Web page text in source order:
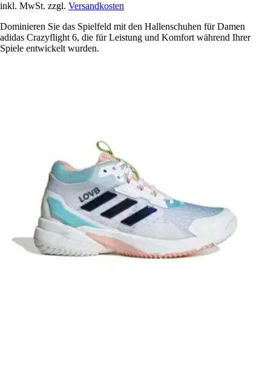
inkl. MwSt. zzgl. Versandkosten
Dominieren Sie das Spielfeld mit den Hallenschuhen für Damen
adidas Crazyflight 6, die für Leistung und Komfort während Ihrer
Spiele entwickelt wurden.